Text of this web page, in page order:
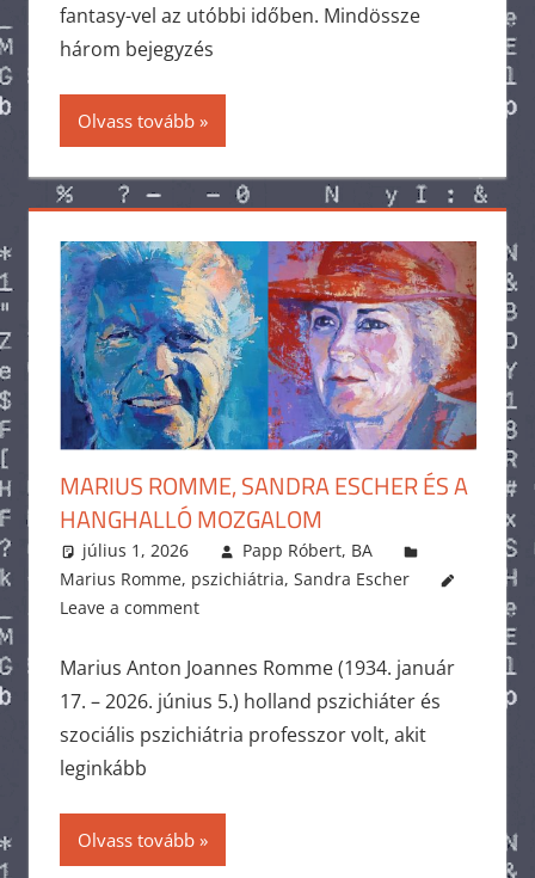
fantasy-vel az utóbbi időben. Mindössze
három bejegyzés
Olvass tovább
MARIUS ROMME, SANDRA ESCHER ÉS A
HANGHALLÓ MOZGALOM
július 1, 2026
Papp Róbert, BA
Marius Romme, pszichiátria, Sandra Escher
Leave a comment
Marius Anton Joannes Romme (1934. január
17. – 2026. június 5.) holland pszichiáter és
szociális pszichiátria professzor volt, akit
leginkább
Olvass tovább